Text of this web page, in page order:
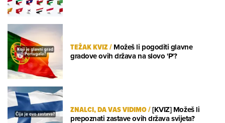
TEŽAK KVIZ/Možeš li pogoditi glavne
gradove ovih država na slovo 'P'?
ZNALCI, DA VAS VIDIMO/[KVIZ] Možeš li
prepoznati zastave ovih država svijeta?